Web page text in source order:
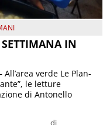
IN
di
All’area verde Le Plan-
le letture
di Antonello